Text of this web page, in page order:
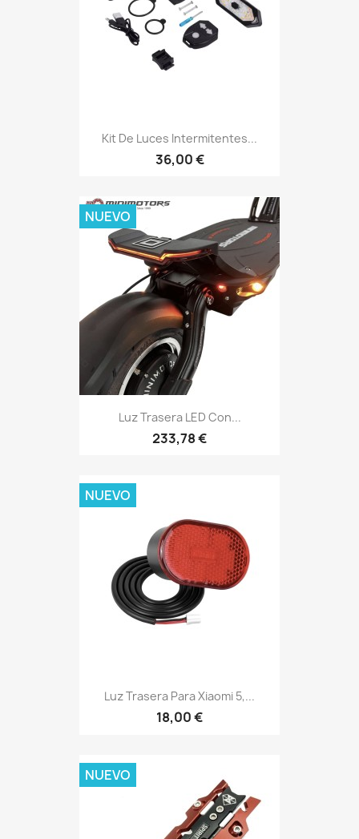
Kit De Luces Intermitentes...
36,00 €
Luz Trasera LED Con...
233,78 €
NUEVO
Luz Trasera Para Xiaomi 5,...
18,00 €
NUEVO
NUEVO